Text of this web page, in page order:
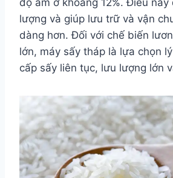
độ ẩm ở khoảng 12%. Điều
lượng và giúp lưu trữ và vận
dàng hơn. Đối với chế biến
lớn, máy sấy tháp là lựa chọn
cấp sấy liên tục, lưu lượng lớn